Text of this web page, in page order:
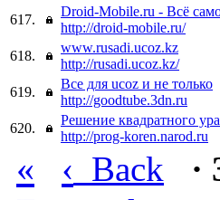
617.
Droid-Mobile.ru - Всё
http://droid-mobile.ru/
618.
www.rusadi.ucoz.kz
http://rusadi.ucoz.kz/
619.
Все для ucoz и не только
http://goodtube.3dn.ru
620.
Решение квадратного
http://prog-koren.narod.ru
« ‹ Back ·